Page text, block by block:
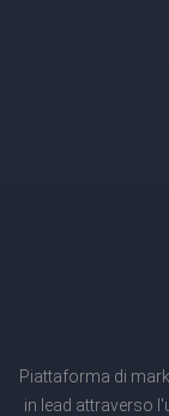
Piattaforma di
in lead attraverso